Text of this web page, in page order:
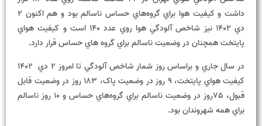
داشت و کيفيت هوا براي گروه‌هاي حساس ناسالم بود و هم اکنون 2
دي 1402 نيز شاخص آلودگي هوا روي عدد 140 است و کيفيت هواي
پايتخت همچنان در وضعيت ناسالم براي گروه هاي حساس قرار دارد.
در سال جاري و براساس روز شمار شاخص آلودگي تا امروز 2 دي 1402
کيفيت هواي پايتخت، 9 روز در وضعيت پاک، 183 روز در وضعيت قابل
قبول، 75روز در وضعيت ناسالم براي گروه‌هاي حساس و 10 روز ناسالم
براي همه شهروندان بود.